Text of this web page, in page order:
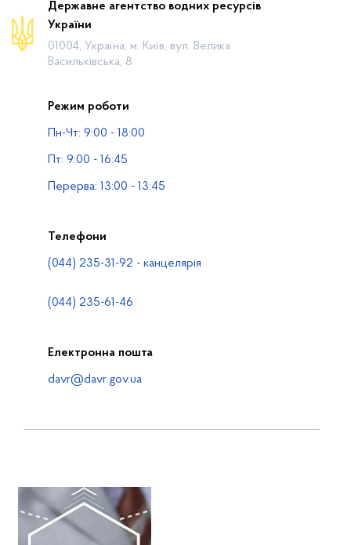
Діяльність
Громадянам
Публічна інформація
Водогосподарські організації
Державне агентство водних ресурсів
України
01004, Україна, м. Київ, вул. Велика
Васильківська, 8
Режим роботи
Пн-Чт: 9:00 - 18:00
Пт: 9:00 - 16:45
Перерва: 13:00 - 13:45
Телефони
(044) 235-31-92 - канцелярія
(044) 235-61-46
Електронна пошта
davr@davr.gov.ua